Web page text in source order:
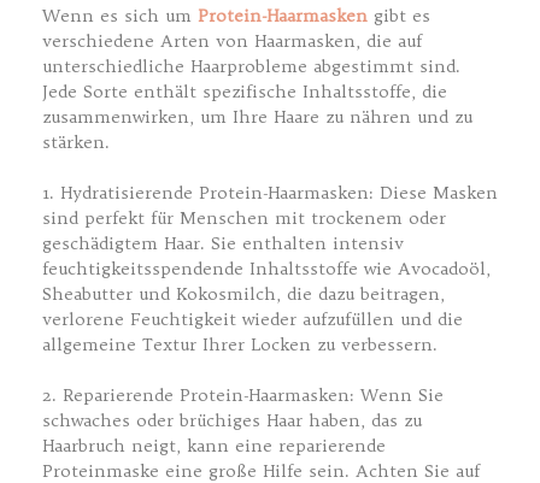
Wenn es sich um Protein-Haarmasken gibt es
verschiedene Arten von Haarmasken, die auf
unterschiedliche Haarprobleme abgestimmt sind.
Jede Sorte enthält spezifische Inhaltsstoffe, die
zusammenwirken, um Ihre Haare zu nähren und zu
stärken.
1. Hydratisierende Protein-Haarmasken: Diese Masken
sind perfekt für Menschen mit trockenem oder
geschädigtem Haar. Sie enthalten intensiv
feuchtigkeitsspendende Inhaltsstoffe wie Avocadoöl,
Sheabutter und Kokosmilch, die dazu beitragen,
verlorene Feuchtigkeit wieder aufzufüllen und die
allgemeine Textur Ihrer Locken zu verbessern.
2. Reparierende Protein-Haarmasken: Wenn Sie
schwaches oder brüchiges Haar haben, das zu
Haarbruch neigt, kann eine reparierende
Proteinmaske eine große Hilfe sein. Achten Sie auf